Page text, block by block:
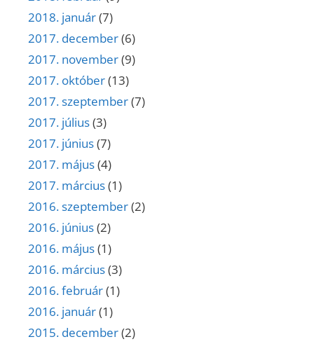
2018. január(7)
2017. december(6)
2017. november(9)
2017. október(13)
2017. szeptember(7)
2017. július(3)
2017. június(7)
2017. május(4)
2017. március(1)
2016. szeptember(2)
2016. június(2)
2016. május(1)
2016. március(3)
2016. február(1)
2016. január(1)
2015. december(2)